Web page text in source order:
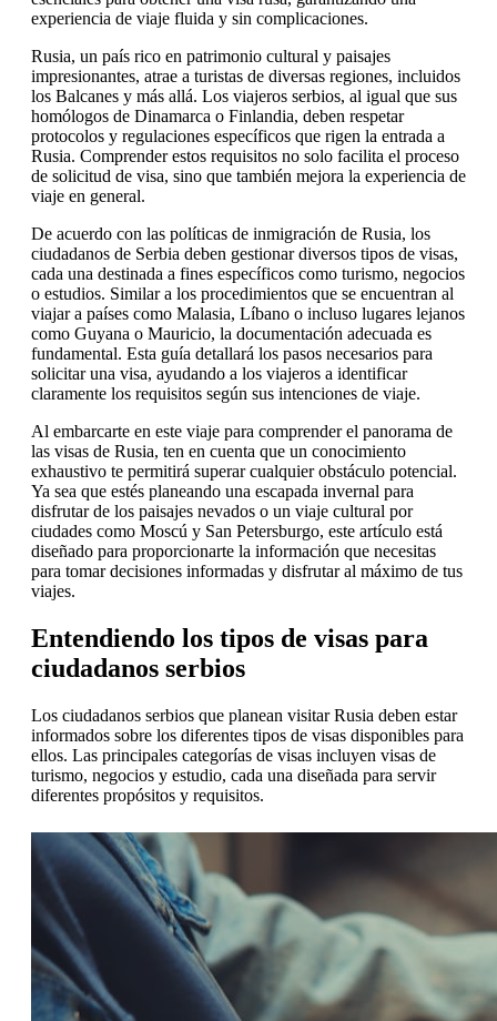
experiencia de viaje fluida y sin complicaciones.
Rusia, un país rico en patrimonio cultural y paisajes
impresionantes, atrae a turistas de diversas regiones, incluidos
los Balcanes y más allá. Los viajeros serbios, al igual que sus
homólogos de Dinamarca o Finlandia, deben respetar
protocolos y regulaciones específicos que rigen la entrada a
Rusia. Comprender estos requisitos no solo facilita el proceso
de solicitud de visa, sino que también mejora la experiencia de
viaje en general.
De acuerdo con las políticas de inmigración de Rusia, los
ciudadanos de Serbia deben gestionar diversos tipos de visas,
cada una destinada a fines específicos como turismo, negocios
o estudios. Similar a los procedimientos que se encuentran al
viajar a países como Malasia, Líbano o incluso lugares lejanos
como Guyana o Mauricio, la documentación adecuada es
fundamental. Esta guía detallará los pasos necesarios para
solicitar una visa, ayudando a los viajeros a identificar
claramente los requisitos según sus intenciones de viaje.
Al embarcarte en este viaje para comprender el panorama de
las visas de Rusia, ten en cuenta que un conocimiento
exhaustivo te permitirá superar cualquier obstáculo potencial.
Ya sea que estés planeando una escapada invernal para
disfrutar de los paisajes nevados o un viaje cultural por
ciudades como Moscú y San Petersburgo, este artículo está
diseñado para proporcionarte la información que necesitas
para tomar decisiones informadas y disfrutar al máximo de tus
viajes.
Entendiendo los tipos de visas para
ciudadanos serbios
Los ciudadanos serbios que planean visitar Rusia deben estar
informados sobre los diferentes tipos de visas disponibles para
ellos. Las principales categorías de visas incluyen visas de
turismo, negocios y estudio, cada una diseñada para servir
diferentes propósitos y requisitos.